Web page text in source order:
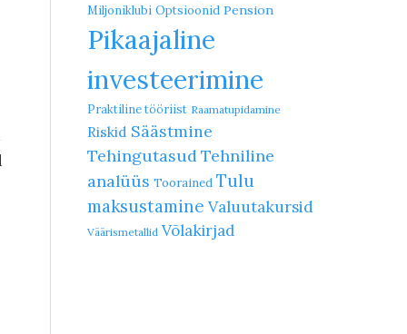
Miljoniklubi Optsioonid Pension
Pikaajaline
investeerimine
Praktiline tööriist Raamatupidamine
Riskid Säästmine
TehingutasudTehniline
analüüs Toorained Tulu
maksustamine Valuutakursid
Väärismetallid Võlakirjad